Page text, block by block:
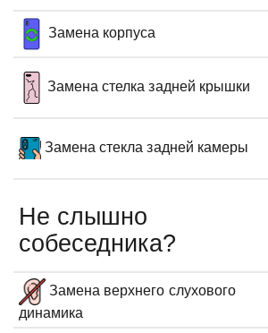
Замена корпуса
Замена стелка задней крышки
Замена стекла задней камеры
Не слышно
собеседника?
Замена верхнего слухового
динамика